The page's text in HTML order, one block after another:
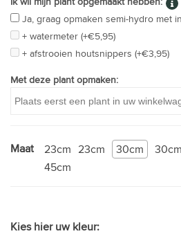
Ja, graag opmaken semi-hydro met
+ watermeter (+€5,95)
+ afstrooien houtsnippers (+€3,95)
Met deze plant opmaken:
Maat 23cm 23cm 30cm
45cm
30cm
Kies hier uw kleur: